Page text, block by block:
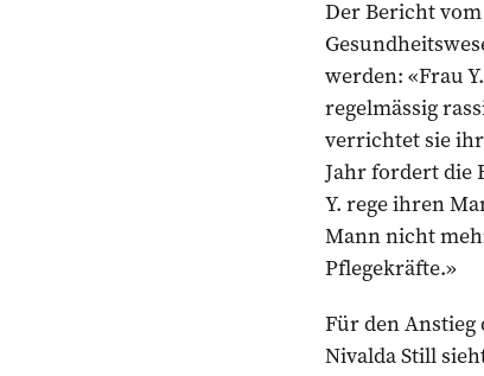
Der Bericht
werden: «Frau
regelmässig
verrichtet sie
Jahr fordert die
Y. rege ihren
Mann nicht
Pflegekräfte.»
Für den
Nivalda Still